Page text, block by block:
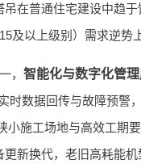
在普通住宅建设中趋
及以上级别）需求逆势
， 智能化与数字化管理
数据回传与故障预警
小施工场地与高效工期
新换代，老旧高耗能